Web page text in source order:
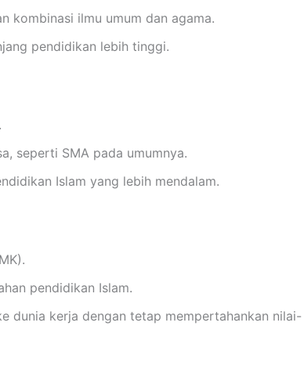
kombinasi ilmu umum dan agama.
pendidikan lebih tinggi.
seperti SMA pada umumnya.
Islam yang lebih mendalam.
pendidikan Islam.
dunia kerja dengan tetap mempertahankan nilai-